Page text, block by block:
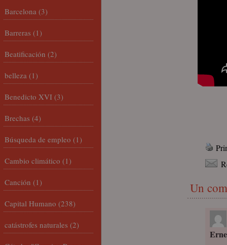
Un
Barcelona (3)
Barreras (1)
Beatificación (2)
belleza (1)
Benedicto XVI (3)
Brechas (4)
Búsqueda de empleo (1)
Cambio climático (1)
Canción (1)
Capital Humano (238)
catástrofes naturales (2)